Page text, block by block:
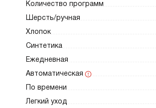
Количество программ
Шерсть/ручная
Хлопок
Синтетика
Ежедневная
Автоматическая
По времени
Легкий уход